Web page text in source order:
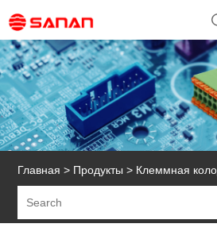
Главная > Продукты > Клеммная